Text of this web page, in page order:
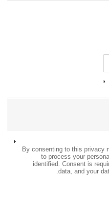
By consenting to this privacy
to process your
identified. Consent is
data, and your